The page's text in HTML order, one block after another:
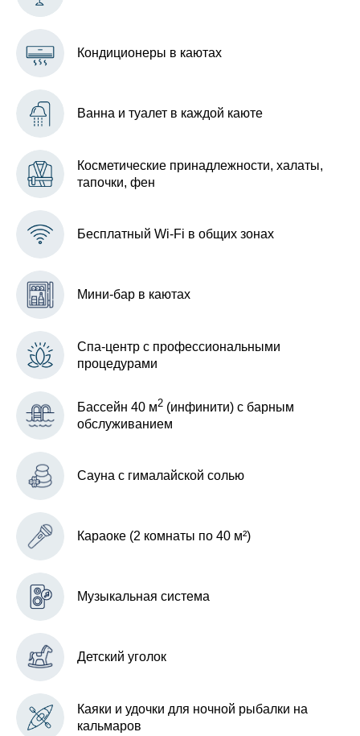
Кондиционеры в каютах
Ванна и туалет в каждой каюте
Косметические принадлежности, халаты,
тапочки, фен
Бесплатный Wi-Fi в общих зонах
Мини-бар в каютах
Спа-центр с профессиональными
процедурами
Бассейн 40 м2 (инфинити) с барным
обслуживанием
Сауна с гималайской солью
Караоке (2 комнаты по 40 м²)
Музыкальная система
Детский уголок
Каяки и удочки для ночной рыбалки на
кальмаров